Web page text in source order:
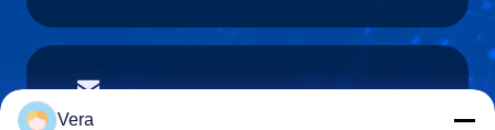
E-mail
Vera